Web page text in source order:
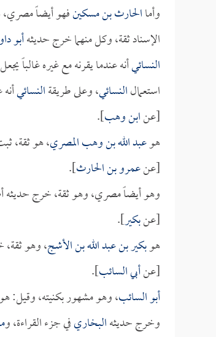
وأماالحارث بن مسكينفهو أيضاً
الإسناد ثقة، وكل منهما خرج حديثهأبو
النسائيأنه عندما يقرنه مع غيره غالباً
استعمالالنسائي، وعلى طريقةالنسائي
[عنابن وهب].
هوعبد الله بن وهب المصري، هو ثقة،
[عنعمرو بن الحارث].
وهو أيضاً مصري، وهو ثقة، خرج
[عنبكير].
هوبكير بن عبد الله بن الأشج، وهو
[عنأبي السائب].
أبو السائب، وهو مشهور بكنيته، وقيل:
وخرج حديثهالبخاريفي جزء القراءة، و